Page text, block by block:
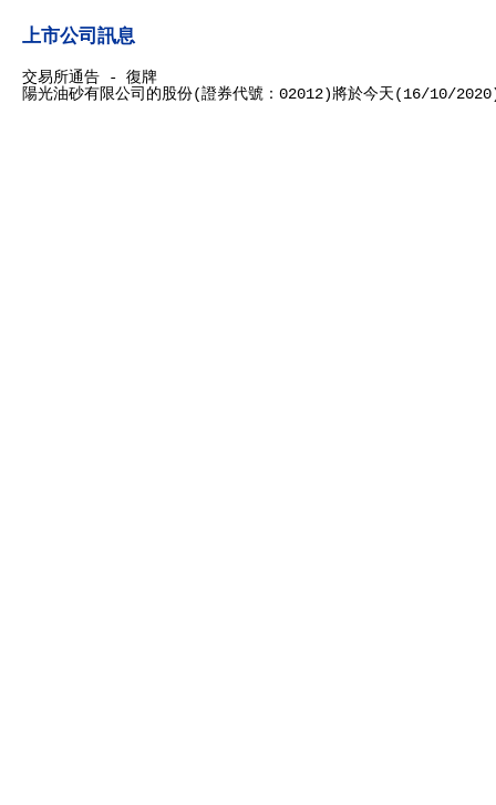
上市公司訊息
交易所通告 - 復牌
陽光油砂有限公司的股份(證券代號：02012)將於今天(16/10/